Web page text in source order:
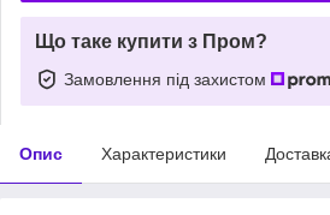
Що таке купити з Пром?
Замовлення під захистом
Опис Характеристики